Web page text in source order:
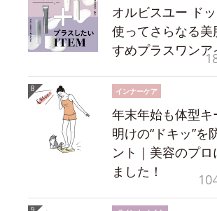
オルビスユー ド
使ってさらなる美
すめプラスワンア
インナーケア
年末年始も体型キ
明けの“ドキッ”を
ント｜美容のプ
ました！